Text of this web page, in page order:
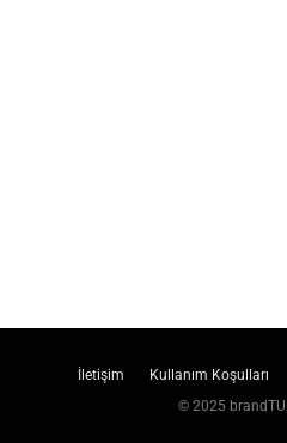
İletişim Kullanım Koşulları
© 2025